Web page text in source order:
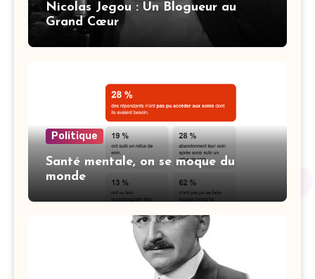
Nicolas Jegou : Un Blogueur au
Grand Cœur
Politique
Santé mentale, on se moque du
monde